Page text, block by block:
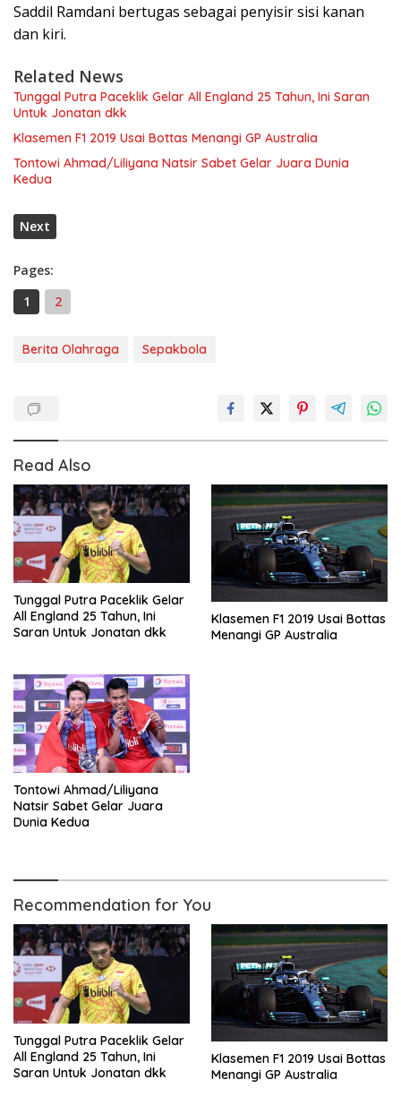
Saddil Ramdani bertugas sebagai penyisir sisi kanan
dan kiri.
Related News
Tunggal Putra Paceklik Gelar All England 25 Tahun, Ini Saran
Untuk Jonatan dkk
Klasemen F1 2019 Usai Bottas Menangi GP Australia
Tontowi Ahmad/Liliyana Natsir Sabet Gelar Juara Dunia
Kedua
Next
Pages:
1
2
Berita Olahraga Sepakbola
Read Also
Tunggal Putra Paceklik Gelar
All England 25 Tahun, Ini
Saran Untuk Jonatan dkk
Klasemen F1 2019 Usai Bottas
Menangi GP Australia
Tontowi Ahmad/Liliyana
Natsir Sabet Gelar Juara
Dunia Kedua
Recommendation for You
Tunggal Putra Paceklik Gelar
All England 25 Tahun, Ini
Saran Untuk Jonatan dkk
Klasemen F1 2019 Usai Bottas
Menangi GP Australia